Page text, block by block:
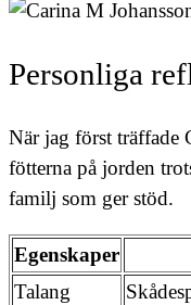
Personliga
När jag först träffade
fötterna på jorden
familj som ger stöd.
Egenskaper
Talang